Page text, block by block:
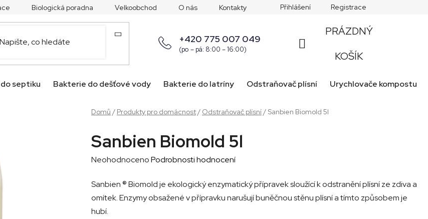
Biologická poradna Velkoobchod O nás Kontakty Přihlášení Registrace
+420 775 007 049
(po – pá: 8:00 – 16:00)
NÁKUPNÍ
KOŠÍK
PRÁZDNÝ
KOŠÍK
septiku Bakterie do dešťové vody Bakterie do latríny Odstraňovač plísní Urychlovače kompostu
Domů / Produkty pro domácnost / Odstraňovač plísní / Sanbien Biomold 5l
Sanbien Biomold 5l
Průměrné
produktu
je
0,0
NeohodnocenoPodrobnosti hodnocení
Sanbien ® Biomold je ekologický enzymatický přípravek sloužící k odstranění plísní ze zdiva a
omítek. Enzymy obsažené v přípravku narušují buněčnou stěnu plísní a tímto způsobem je
hubí.